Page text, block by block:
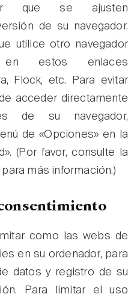
que se ajusten
de su navegador.
utilice otro navegador
en estos enlaces
Flock, etc. Para evitar
acceder directamente
de su navegador,
de «Opciones» en la
(Por favor, consulte la
más información.)
como las webs de
en su ordenador, para
datos y registro de su
Para limitar el uso